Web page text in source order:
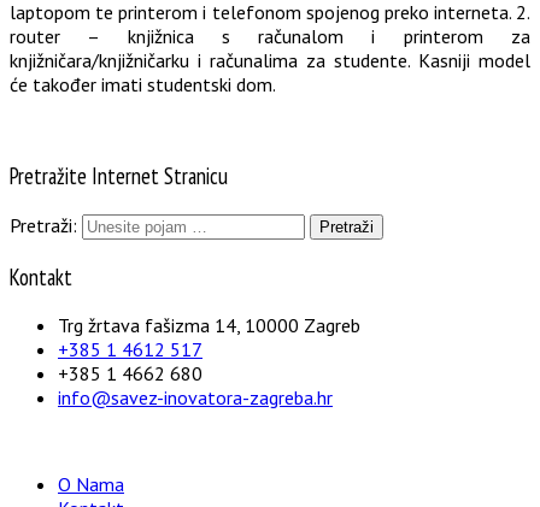
laptopom te printerom i telefonom spojenog preko interneta. 2.
router – knjižnica s računalom i printerom za
knjižničara/knjižničarku i računalima za studente. Kasniji model
će također imati studentski dom.
Pretražite Internet Stranicu
Pretraži:
Kontakt
Trg žrtava fašizma 14, 10000 Zagreb
+385 1 4612 517
+385 1 4662 680
info@savez-inovatora-zagreba.hr
O Nama